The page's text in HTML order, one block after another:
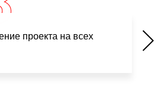
проекта на всех